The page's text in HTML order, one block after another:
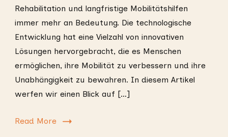
Rehabilitation und langfristige Mobilitätshilfen
immer mehr an Bedeutung. Die technologische
Entwicklung hat eine Vielzahl von innovativen
Lösungen hervorgebracht, die es Menschen
ermöglichen, ihre Mobilität zu verbessern und ihre
Unabhängigkeit zu bewahren. In diesem Artikel
werfen wir einen Blick auf […]
Read More